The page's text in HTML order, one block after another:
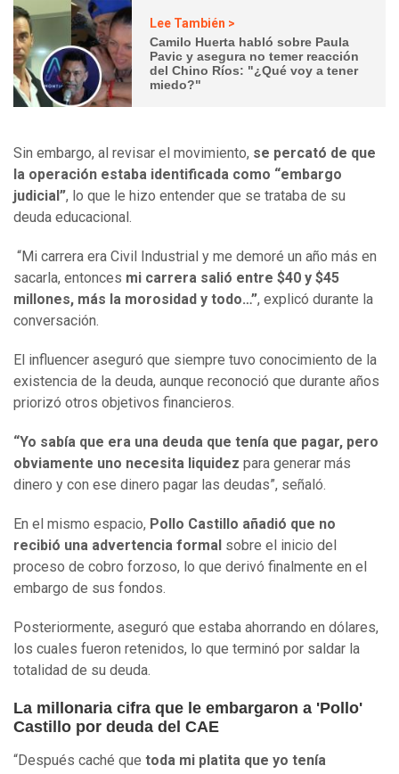
Lee También >
Camilo Huerta habló sobre Paula
Pavic y asegura no temer reacción
del Chino Ríos: "¿Qué voy a tener
miedo?"
Sin embargo, al revisar el movimiento, se percató de que
la operación estaba identificada como “embargo
judicial”, lo que le hizo entender que se trataba de su
deuda educacional.
“Mi carrera era Civil Industrial y me demoré un año más en
sacarla, entonces mi carrera salió entre $40 y $45
millones, más la morosidad y todo…”, explicó durante la
conversación.
El influencer aseguró que siempre tuvo conocimiento de la
existencia de la deuda, aunque reconoció que durante años
priorizó otros objetivos financieros.
“Yo sabía que era una deuda que tenía que pagar, pero
obviamente uno necesita liquidez para generar más
dinero y con ese dinero pagar las deudas”, señaló.
En el mismo espacio, Pollo Castillo añadió que no
recibió una advertencia formal sobre el inicio del
proceso de cobro forzoso, lo que derivó finalmente en el
embargo de sus fondos.
Posteriormente, aseguró que estaba ahorrando en dólares,
los cuales fueron retenidos, lo que terminó por saldar la
totalidad de su deuda.
La millonaria cifra que le embargaron a 'Pollo'
Castillo por deuda del CAE
“Después caché que toda mi platita que yo tenía